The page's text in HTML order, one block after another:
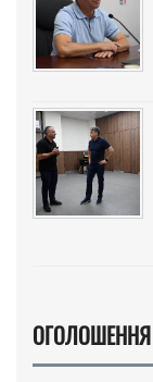
ОГОЛОШЕННЯ